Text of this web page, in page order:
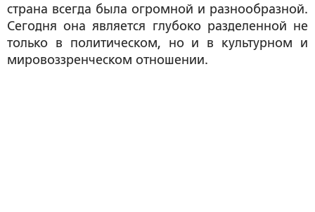
страна всегда была огромной и разнообразной.
Сегодня она является глубоко разделенной не
только в политическом, но и в культурном и
мировоззренческом отношении.